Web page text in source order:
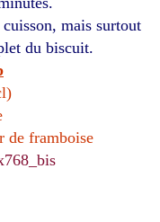
mais surtout
du biscuit.
de framboise